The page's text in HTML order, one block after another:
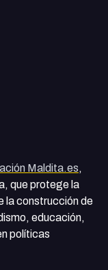
Maldita.es,
que protege la
la construcción de
educación,
políticas